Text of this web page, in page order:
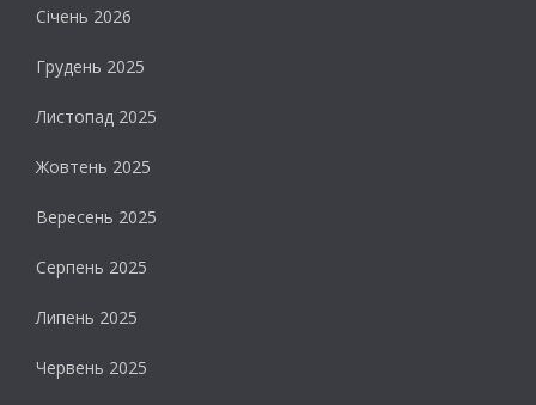
Січень 2026
Грудень 2025
Листопад 2025
Жовтень 2025
Вересень 2025
Серпень 2025
Липень 2025
Червень 2025